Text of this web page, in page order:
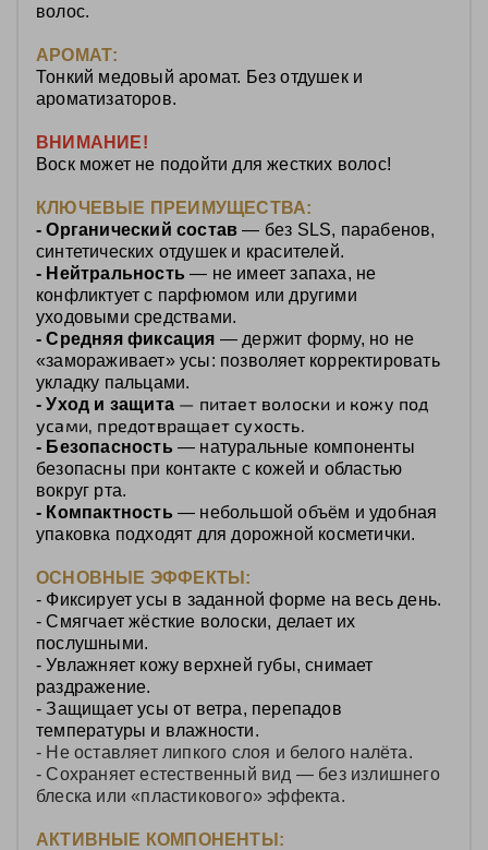
волос.
АРОМАТ:
Тонкий медовый аромат. Без отдушек и
ароматизаторов.
ВНИМАНИЕ!
Воск может не подойти для жестких волос!
КЛЮЧЕВЫЕ ПРЕИМУЩЕСТВА:
- Органический состав— без SLS, парабенов,
синтетических отдушек и красителей.
- Нейтральность— не имеет запаха, не
конфликтует с парфюмом или другими
уходовыми средствами.
- Средняя фиксация — держит форму, но не
«замораживает» усы: позволяет корректировать
укладку пальцами.
- Уход и защита — питает волоски и кожу под
усами, предотвращает сухость.
- Безопасность — натуральные компоненты
безопасны при контакте с кожей и областью
вокруг рта.
- Компактность — небольшой объём и удобная
упаковка подходят для дорожной косметички.
ОСНОВНЫЕ ЭФФЕКТЫ:
- Фиксирует усы в заданной форме на весь день.
- Смягчает жёсткие волоски, делает их
послушными.
- Увлажняет кожу верхней губы, снимает
раздражение.
- Защищает усы от ветра, перепадов
температуры и влажности.
- Не оставляет липкого слоя и белого налёта.
- Сохраняет естественный вид — без излишнего
блеска или «пластикового» эффекта.
АКТИВНЫЕ КОМПОНЕНТЫ: